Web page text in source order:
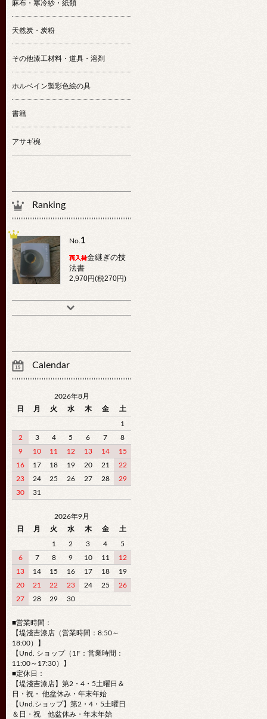
麻布・寒冷紗・紙類
天然炭・炭粉
その他漆工材料・道具・溶剤
ホルベイン製彩色絵の具
書籍
アサギ椀
Ranking
No.1
金継ぎの技
法書
2,970円(税270円)
Calendar
2026年8月
日
月 火 水 木 金 土
1
2
3 4 5 6 7
8
9
10 11 12 13 14
15
16
17 18 19 20 21
22
23
24 25 26 27 28
29
30
31
2026年9月
日
月 火 水 木 金 土
1 2 3 4
5
6
7 8 9 10 11
12
13
14 15 16 17 18
19
20
21 22 23 24 25
26
27
28 29 30
■営業時間：
【堤淺吉漆店（営業時間：8:50～
18:00）】
【Und. ショップ（1F：営業時間：
11:00～17:30）】
■定休日：
【堤淺吉漆店】第2・4・5土曜日＆
日・祝・ 他盆休み・年末年始
【Und.ショップ】第2・4・5土曜日
＆日・祝 他盆休み・年末年始